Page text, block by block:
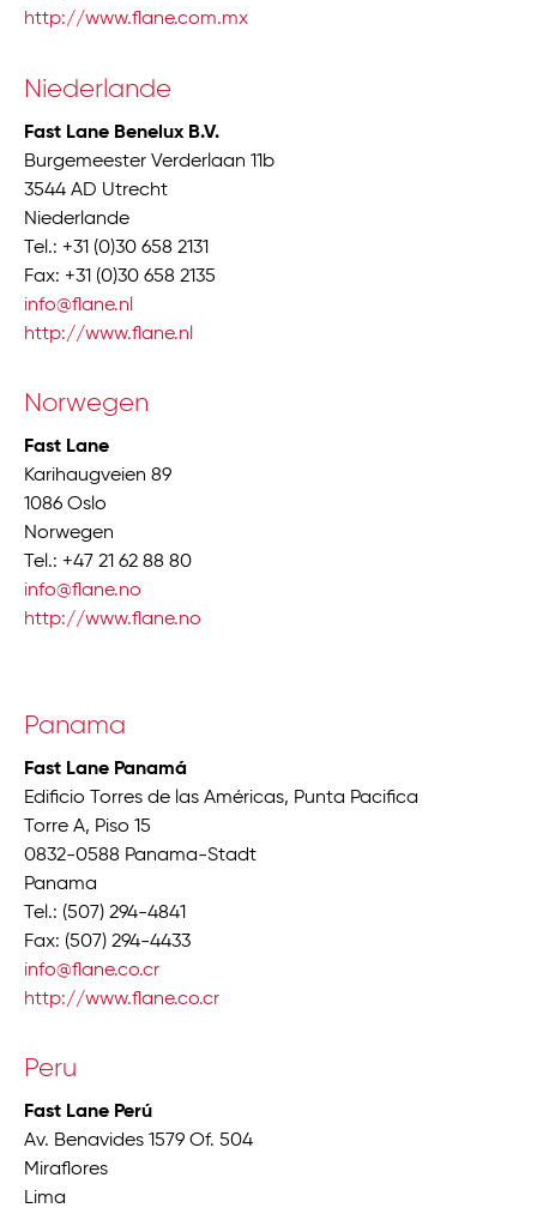
http://www.flane.com.mx
Niederlande
Fast Lane Benelux B.V.
Burgemeester Verderlaan 11b
3544 AD Utrecht
Niederlande
Tel.: +31 (0)30 658 2131
Fax: +31 (0)30 658 2135
info@flane.nl
http://www.flane.nl
Norwegen
Fast Lane
Karihaugveien 89
1086 Oslo
Norwegen
Tel.: +47 21 62 88 80
info@flane.no
http://www.flane.no
Panama
Fast Lane Panamá
Edificio Torres de las Américas, Punta Pacifica
Torre A, Piso 15
0832-0588 Panama-Stadt
Panama
Tel.: (507) 294-4841
Fax: (507) 294-4433
info@flane.co.cr
http://www.flane.co.cr
Peru
Fast Lane Perú
Av. Benavides 1579 Of. 504
Miraflores
Lima